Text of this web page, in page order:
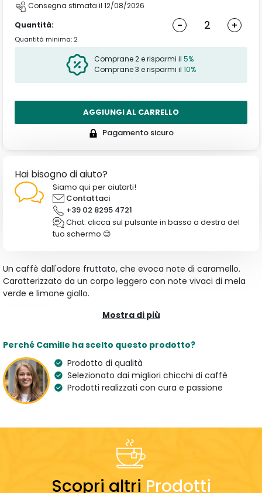
Consegna stimata il 12/08/2026
Quantità:
- +
Quantità minima: 2
Comprane 2 e risparmi il 5%
Comprane 3 e risparmi il 10%
AGGIUNGI AL CARRELLO
Pagamento sicuro
Hai bisogno di aiuto?
Siamo qui per aiutarti!
Contattaci
+39 02 8295 4721
Chat: clicca sul pulsante in basso a destra del
tuo schermo 😊
Un caffè dall'odore fruttato, che evoca note di caramello.
Caratterizzato da un corpo leggero con note vivaci di mela
verde e limone giallo.
Caffè Macinato
Prugna secca e Mela
Varietà
100 % Arabica
Rep. Dominicana
Caffè Specialty
Mostra di più
Perché Camille ha scelto questo prodotto?
Prodotto di qualità
Selezionato dai migliori chicchi di caffè
Prodotti realizzati con cura e passione
Scopri altri Prodotti